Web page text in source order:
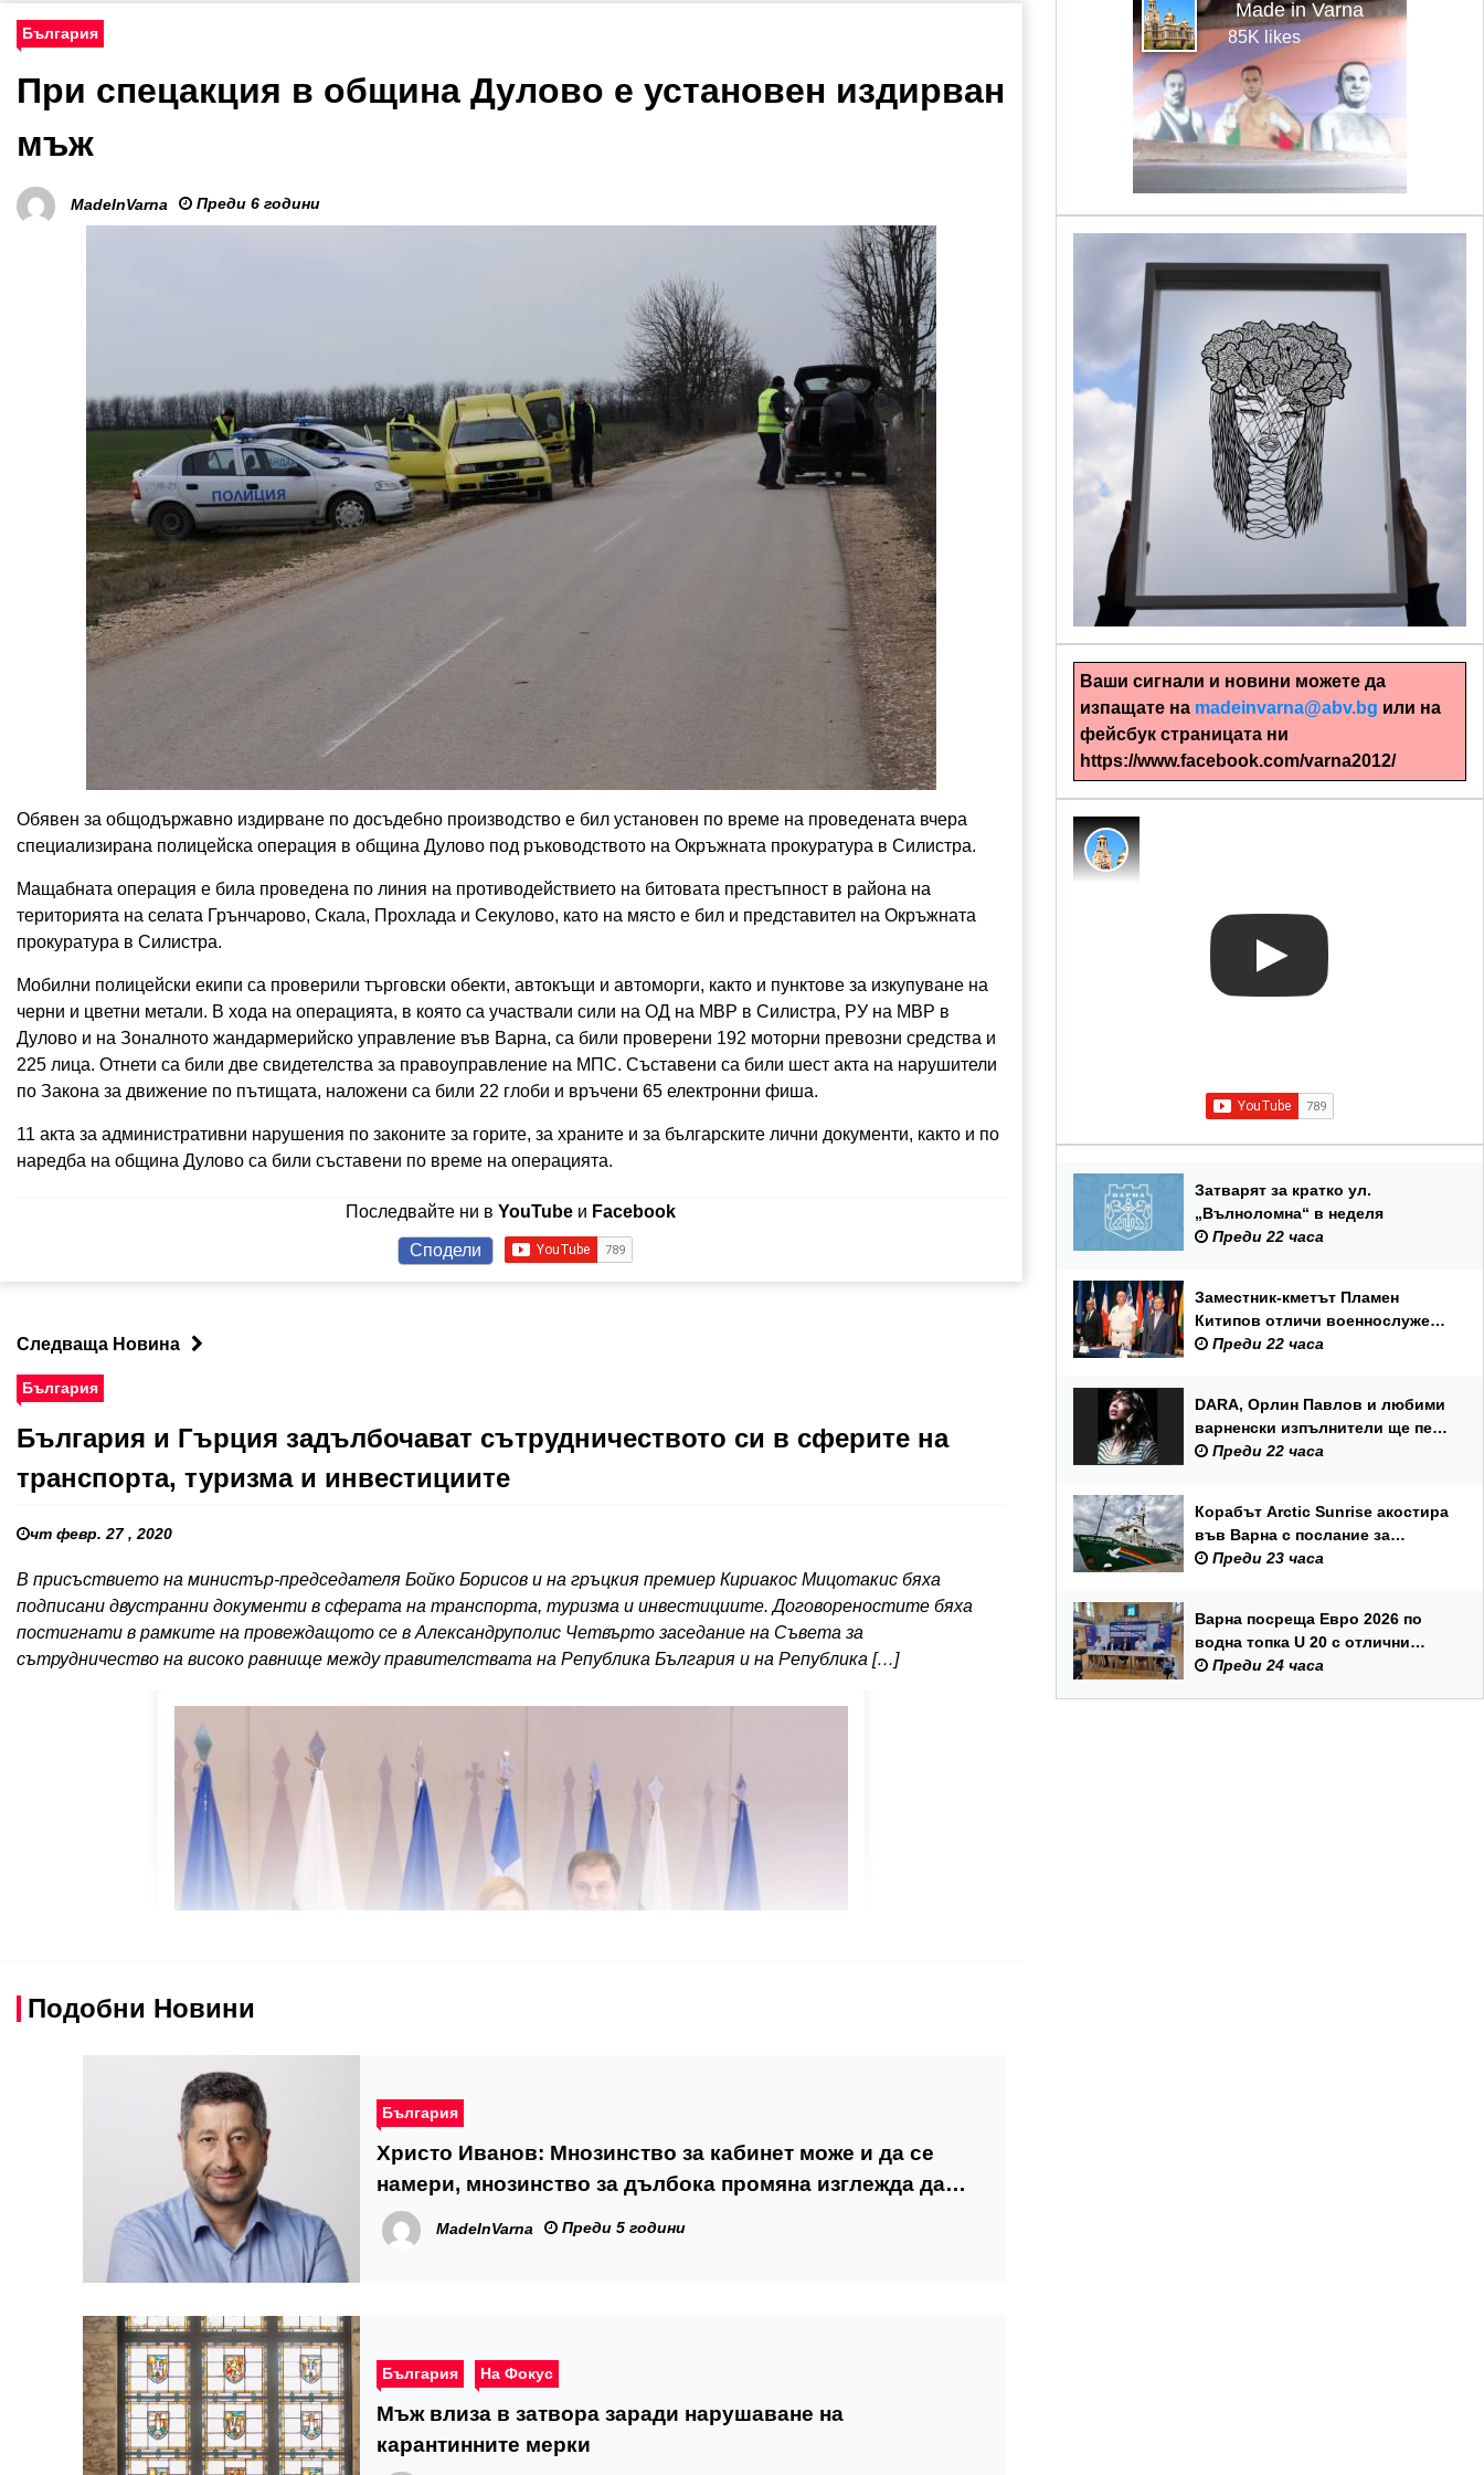
България
При спецакция в община Дулово е установен издирван
мъж
MadeInVarna Преди 6 години
Обявен за общодържавно издирване по досъдебно производство е бил установен по време на проведената вчера
специализирана полицейска операция в община Дулово под ръководството на Окръжната прокуратура в Силистра.
Мащабната операция е била проведена по линия на противодействието на битовата престъпност в района на
територията на селата Грънчарово, Скала, Прохлада и Секулово, като на място е бил и представител на Окръжната
прокуратура в Силистра.
Мобилни полицейски екипи са проверили търговски обекти, автокъщи и автоморги, както и пунктове за изкупуване на
черни и цветни метали. В хода на операцията, в която са участвали сили на ОД на МВР в Силистра, РУ на МВР в
Дулово и на Зоналното жандармерийско управление във Варна, са били проверени 192 моторни превозни средства и
225 лица. Отнети са били две свидетелства за правоуправление на МПС. Съставени са били шест акта на нарушители
по Закона за движение по пътищата, наложени са били 22 глоби и връчени 65 електронни фиша.
11 акта за административни нарушения по законите за горите, за храните и за българските лични документи, както и по
наредба на община Дулово са били съставени по време на операцията.
Последвайте ни вYouTube и Facebook
Сподели
Следваща Новина
България
България и Гърция задълбочават сътрудничеството си в сферите на
транспорта, туризма и инвестициите
чт февр. 27 , 2020
В присъствието на министър-председателя Бойко Борисов и на гръцкия премиер Кириакос Мицотакис бяха
подписани двустранни документи в сферата на транспорта, туризма и инвестициите. Договореностите бяха
постигнати в рамките на провеждащото се в Александруполис Четвърто заседание на Съвета за
сътрудничество на високо равнище между правителствата на Република България и на Република […]
Подобни Новини
България
Христо Иванов: Мнозинство за кабинет може и да се
намери, мнозинство за дълбока промяна изглежда да
няма
MadeInVarna Преди 5 години
България На Фокус
Мъж влиза в затвора заради нарушаване на
карантинните мерки
Made in Varna
85K likes
alinapapercut.com
Ръчно изрязани картини
Ваши сигнали и новини можете да
изпащате на madeinvarna@abv.bg или на
фейсбук страницата ни
https://www.facebook.com/varna2012/
Затварят за кратко ул.
„Вълноломна“ в неделя
Преди 22 часа
Заместник-кметът Пламен
Китипов отличи военнослужещи
и цивилни служители по повод
Преди 22 часа
DARA, Орлин Павлов и любими
варненски изпълнители ще пеят
на празника на Варна
Преди 22 часа
Корабът Arctic Sunrise акостира
във Варна с послание за
опазването на Черно море
Преди 23 часа
Варна посреща Евро 2026 по
водна топка U 20 с отлични
условия на състезателните
Преди 24 часа